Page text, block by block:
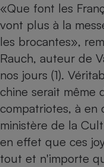
«Que font les
vont plus à la
les brocantes»,
Rauch, auteur de
nos jours (1).
chine serait même
compatriotes, à en
ministère de la
en effet que ces
tout et n'importe
Tous les
Toutes les cartes